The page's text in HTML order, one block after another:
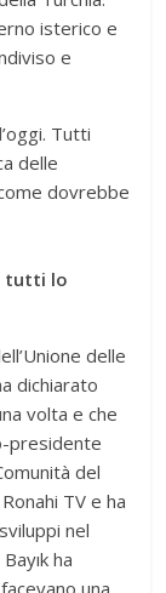
isterico e
e
Tutti
delle
dovrebbe
tutti lo
delle
dichiarato
volta e che
presidente
del
TV e ha
nel
ha